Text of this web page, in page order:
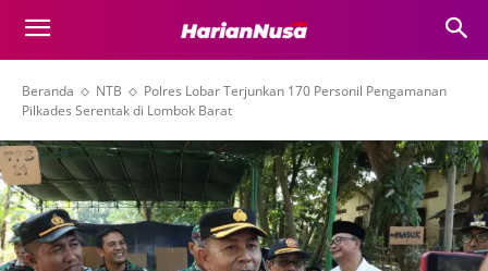
Beranda NTB
Polres Lobar Terjunkan 170 Personil Pengamanan
Pilkades Serentak di Lombok Barat